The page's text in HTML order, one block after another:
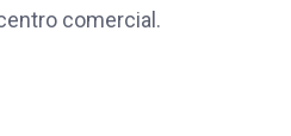
comercial.